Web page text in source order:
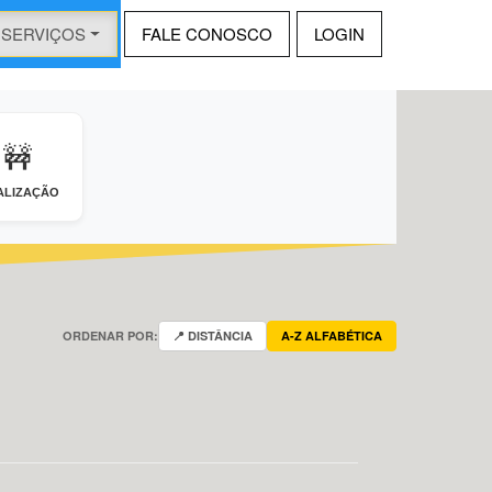
SERVIÇOS FALE CONOSCO LOGIN
🚧
ORDENAR POR: 📍 DISTÂNCIA A-Z ALFABÉTICA